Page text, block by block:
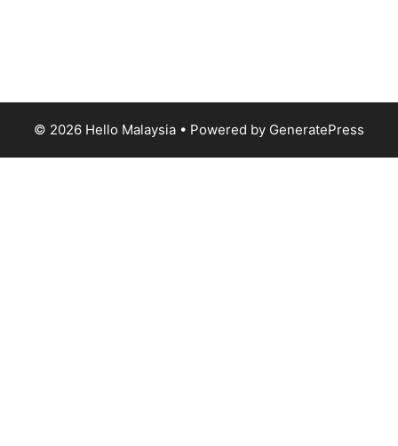
© 2026 Hello Malaysia • Powered by GeneratePress